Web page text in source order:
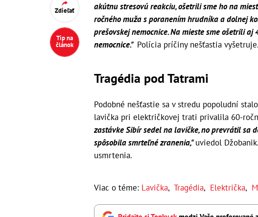
Zdieľať
Tip na
článok
akútnu stresovú reakciu, ošetrili sme ho na
ročného muža s poranením hrudníka a dolnej
prešovskej nemocnice. Na mieste sme ošetrili
nemocnice." Polícia príčiny nešťastia vyšetruje.
Tragédia pod Tatrami
Podobné nešťastie sa v stredu popoludní
lavička pri električkovej trati privalila 60-
zastávke Sibír sedel na lavičke, no prevrátil sa
spôsobila smrteľné zranenia,"uviedol
usmrtenia.
Viac o téme: Lavička, Tragédia, Električka,